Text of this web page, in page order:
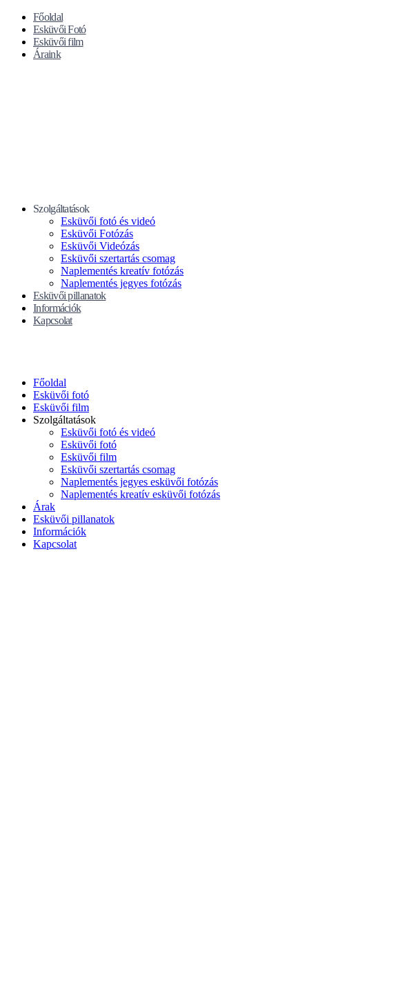
Főoldal
Esküvői Fotó
Esküvői film
Áraink
Szolgáltatások
Esküvői fotó és videó
Esküvői Fotózás
Esküvői Videózás
Esküvői szertartás csomag
Naplementés kreatív fotózás
Naplementés jegyes fotózás
Esküvői pillanatok
Információk
Kapcsolat
Főoldal
Esküvői fotó
Esküvői film
Szolgáltatások
Esküvői fotó és videó
Esküvői fotó
Esküvői film
Esküvői szertartás csomag
Naplementés jegyes esküvői fotózás
Naplementés kreatív esküvői fotózás
Árak
Esküvői pillanatok
Információk
Kapcsolat